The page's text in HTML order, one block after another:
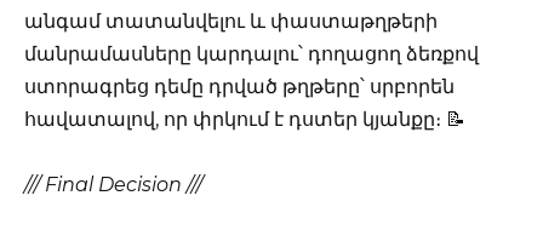
անգամ տատանվելու և փաստաթղթերի
մանրամասները կարդալու՝ դողացող ձեռքով
ստորագրեց դեմը դրված թղթերը՝ սրբորեն
հավատալով, որ փրկում է դստեր կյանքը։ 📝
/// Final Decision ///